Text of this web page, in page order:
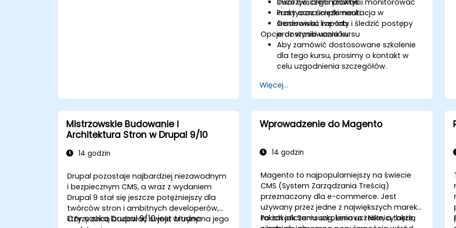
kursy oraz ścieżki nauki.
Generować raporty i śledzić postępy
oraz wyniki uczniów.
Praktyczna implementacja w
środowisku live-lab.
Opcje dostosowania kursu
Aby zamówić dostosowane szkolenie
dla tego kursu, prosimy o kontakt w
celu uzgodnienia szczegółów.
Więcej...
Mistrzowskie Budowanie i
Architektura Stron w Drupal 9/10
14 godzin
Drupal pozostaje najbardziej niezawodnym
i bezpiecznym CMS, a wraz z wydaniem
Drupal 9 stał się jeszcze potężniejszy dla
twórców stron i ambitnych developerów,
którzy chcą budować swoje witryny na jego
Czy nauka Drupal 9/10 jest trudna:
Wprowadzenie do Magento
14 godzin
Magento to najpopularniejszy na świecie
CMS (System Zarządzania Treścią)
przeznaczony dla e-commerce. Jest
używany przez jedne z największych marek,
takich jak Samsung, Lenovo i Nike, a także
Po zakończeniu szkolenia uczestnicy będą